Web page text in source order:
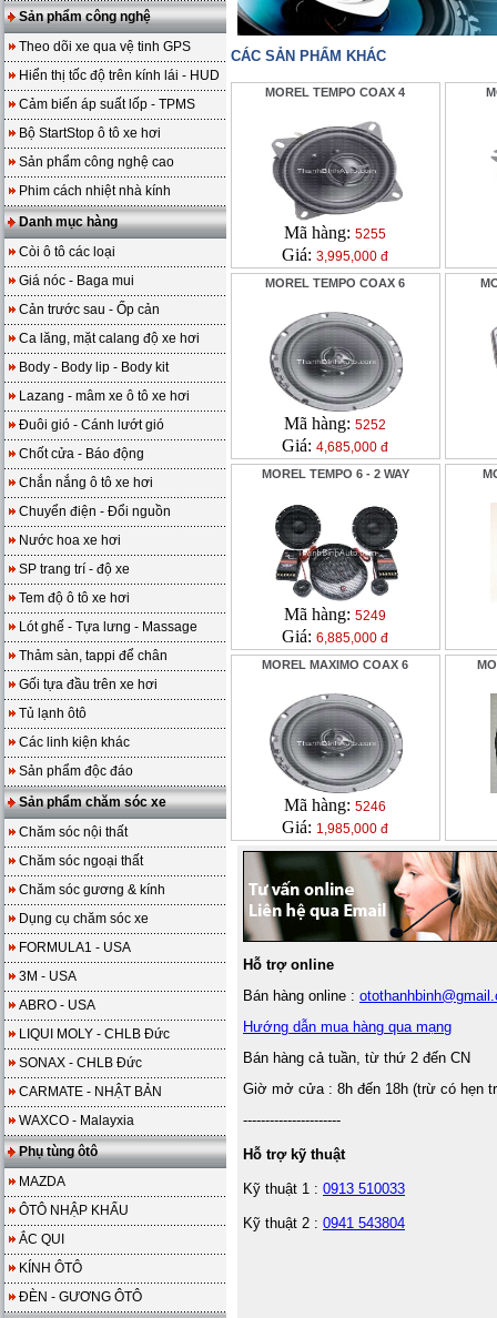
Sản phẩm công nghệ
Theo dõi xe qua vệ tinh GPS
Hiển thị tốc độ trên kính lái - HUD
Cảm biến áp suất lốp - TPMS
Bộ StartStop ô tô xe hơi
Sản phẩm công nghệ cao
Phim cách nhiệt nhà kính
Danh mục hàng
Còi ô tô các loại
Giá nóc - Baga mui
Cản trước sau - Ốp cản
Ca lăng, mặt calang độ xe hơi
Body - Body lip - Body kit
Lazang - mâm xe ô tô xe hơi
Đuôi gió - Cánh lướt gió
Chốt cửa - Báo động
Chắn nắng ô tô xe hơi
Chuyển điện - Đổi nguồn
Nước hoa xe hơi
SP trang trí - độ xe
Tem độ ô tô xe hơi
Lót ghế - Tựa lưng - Massage
Thảm sàn, tappi để chân
Gối tựa đầu trên xe hơi
Tủ lạnh ôtô
Các linh kiện khác
Sản phẩm độc đáo
Sản phẩm chăm sóc xe
Chăm sóc nội thất
Chăm sóc ngoại thất
Chăm sóc gương & kính
Dụng cụ chăm sóc xe
FORMULA1 - USA
3M - USA
ABRO - USA
LIQUI MOLY - CHLB Đức
SONAX - CHLB Đức
CARMATE - NHẬT BẢN
WAXCO - Malayxia
Phụ tùng ôtô
MAZDA
ÔTÔ NHẬP KHẨU
ẮC QUI
KÍNH ÔTÔ
ĐÈN - GƯƠNG ÔTÔ
CÁC SẢN PHẨM KHÁC
MOREL TEMPO COAX 4
Mã hàng:5255
Giá:3,995,000 đ
MOREL TEMPO COAX 6
Mã hàng:5252
Giá:4,685,000 đ
MOREL TEMPO 6 - 2 WAY
Mã hàng:5249
Giá:6,885,000 đ
MOREL MAXIMO COAX 6
Mã hàng:5246
Giá: 1,985,000 đ
Hỗ trợ online
Bán hàng online :
Hướng dẫn mua hàng qua mạng
Bán hàng cả tuần, từ thứ 2 đến CN
Giờ mở cửa : 8h đến 18h (trừ có hẹn
----------------------
Hỗ trợ kỹ thuật
Kỹ thuật 1 : 0913 510033
Kỹ thuật 2 : 0941 543804